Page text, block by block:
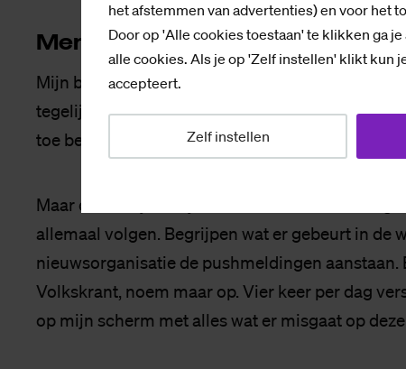
het afstemmen van advertenties) en voor het
Door op 'Alle cookies toestaan' te klikken ga
alle cookies. Als je op 'Zelf instellen' klikt kun
accepteert.
Zelf instellen
Men­ta­le band­breed­te
Mijn brein voelt soms als een browser met vijftig
tegelijk aan. Alles vraagt aandacht. En ergens
toe begint er een alarmlicht te knipperen.
Maar om eerlijk te zijn trek ik het niet meer zo
allemaal volgen. Begrijpen wat er gebeurt in de
nieuwsorganisatie de pushmeldingen aanstaan.
Volkskrant, noem maar op. Vier keer per dag
op mijn scherm met alles wat er misgaat op